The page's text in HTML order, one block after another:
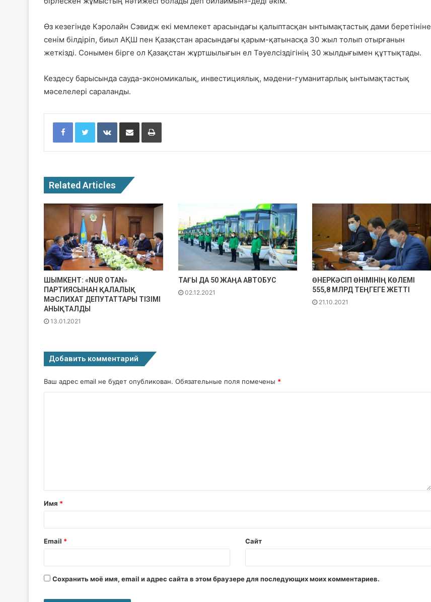
Өз кезегінде Кэролайн Сэвидж екі мемлекет арасындағы қалыптасқан ынтымақтастық дами беретініне
сенім білдіріп, биыл АҚШ пен Қазақстан арасындағы қарым-қатынасқа 30 жыл толып отырғанын
жеткізді. Сонымен бірге ол Қазақстан жұртшылығын ел Тәуелсіздігінің 30 жылдығымен құттықтады.
Кездесу барысында сауда-экономикалық, инвестициялық, мәдени-гуманитарлық ынтымақтастық
мәселелері сараланды.
Facebook Twitter VKontakte
Related Articles
ШЫМКЕНТ: «NUR OTAN»
ПАРТИЯСЫНАН ҚАЛАЛЫҚ
МӘСЛИХАТ ДЕПУТАТТАРЫ ТІЗІМІ
АНЫҚТАЛДЫ
13.01.2021
ТАҒЫ ДА 50 ЖАҢА АВТОБУС
02.12.2021
ӨНЕРКӘСІП ӨНІМІНІҢ КӨЛЕМІ
555,8 МЛРД ТЕҢГЕГЕ ЖЕТТІ
21.10.2021
Добавить комментарий
Ваш адрес email не будет опубликован. Обязательные поля помечены *
Имя *
Email * Сайт
Сохранить моё имя, email и адрес сайта в этом браузере для последующих моих комментариев.